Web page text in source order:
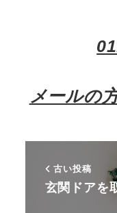
メールの
古い投稿
玄関ドアを